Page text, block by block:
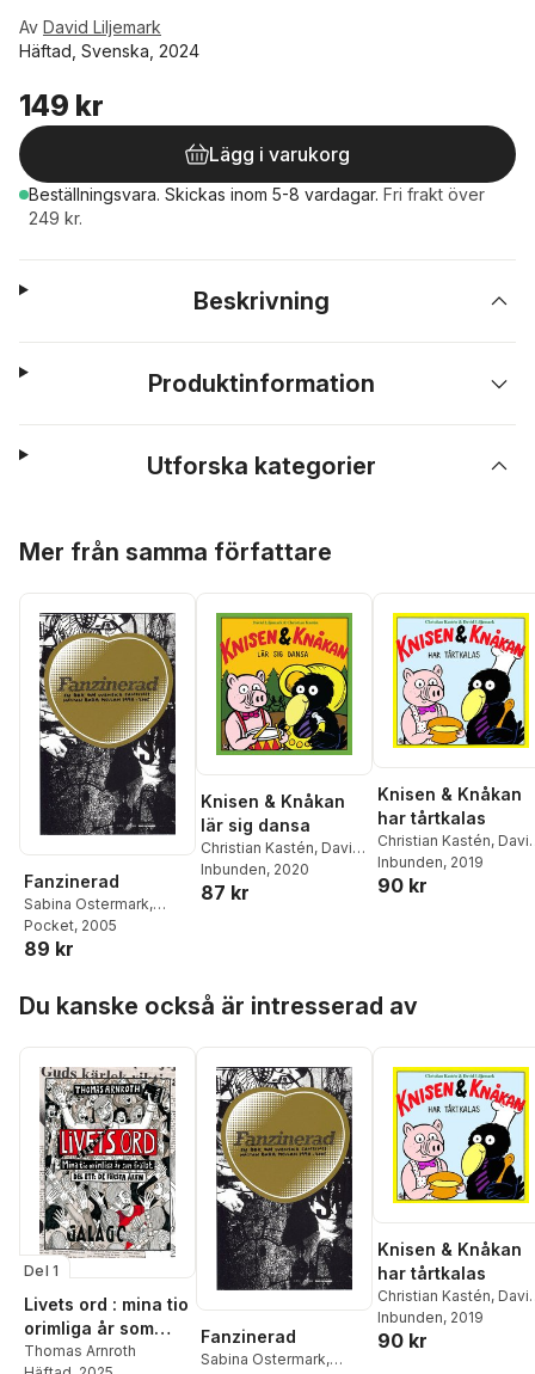
Av David Liljemark
Häftad, Svenska, 2024
149 kr
Lägg i varukorg
Beställningsvara. Skickas inom 5-8 vardagar. Fri frakt över
249 kr.
Beskrivning
Produktinformation
Utforska kategorier
Mer från samma författare
Fanzinerad
Sabina Ostermark,
Fredrik Kullman
Thörn,
Zachrisson,Asmina
Johan Jacobsson
Victoria Rixer,Rille
Bengtsson,Jon
Mårtensson,Fredrik
Jonsson
Pocket, 2005
89 kr
Knisen & Knåkan
lär sig dansa
Christian Kastén, David
Liljemark
Inbunden, 2020
87 kr
Knisen & Knåkan
har tårtkalas
Christian Kastén,
Liljemark
Inbunden, 2019
90 kr
Du kanske också är intresserad av
Del 1
Livets ord : mina tio
orimliga år som
frälst. Del ett, De
Thomas Arnroth
Fanzinerad
Sabina Ostermark,
Knisen & Knåkan
har tårtkalas
Christian Kastén,
Liljemark
Inbunden, 2019
90 kr